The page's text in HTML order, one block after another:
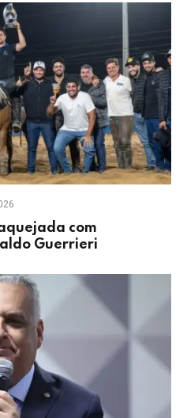
com
Guerrieri